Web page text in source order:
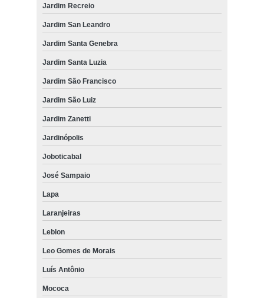
Jardim Recreio
Jardim San Leandro
Jardim Santa Genebra
Jardim Santa Luzia
Jardim São Francisco
Jardim São Luiz
Jardim Zanetti
Jardinópolis
Joboticabal
José Sampaio
Lapa
Laranjeiras
Leblon
Leo Gomes de Morais
Luís Antônio
Mococa